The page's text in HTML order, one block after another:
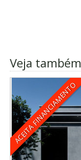
Veja também
ACEITA FINANCIAMENTO